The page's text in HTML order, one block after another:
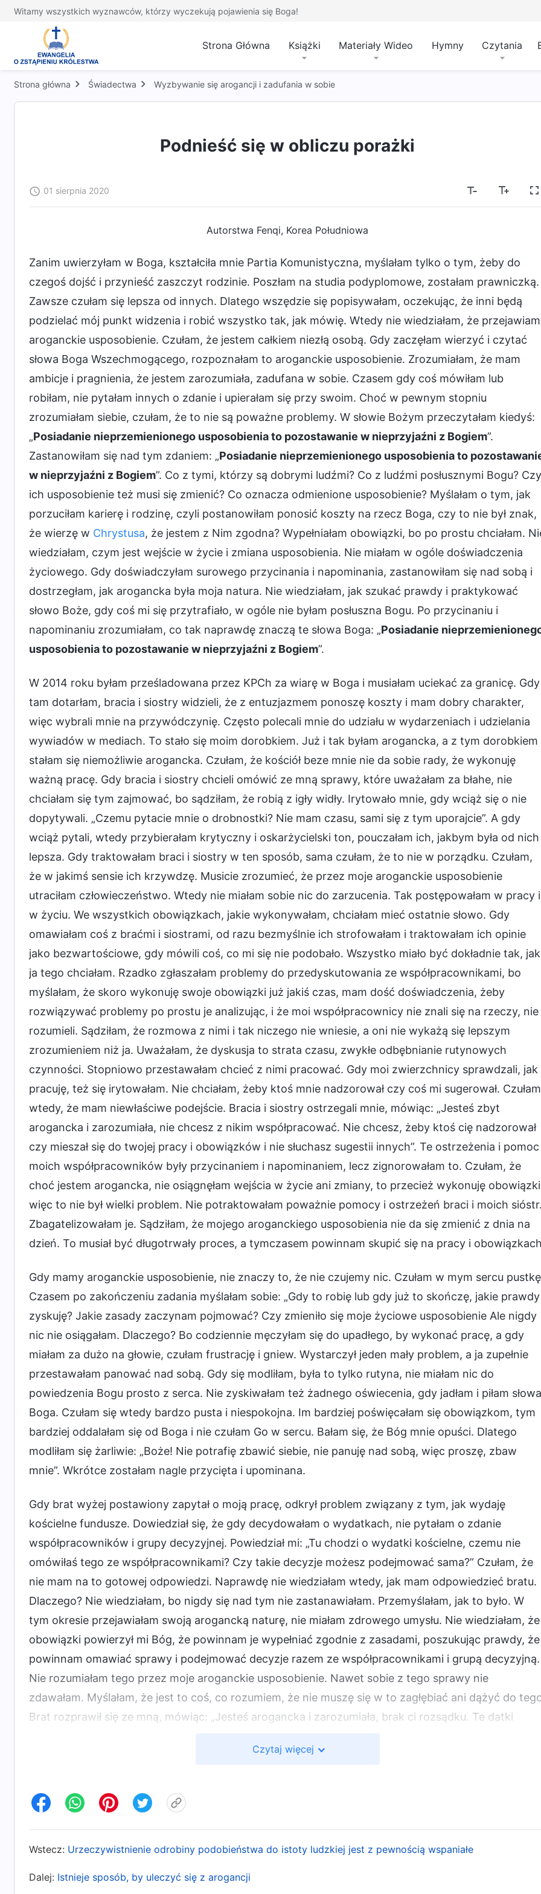
Witamy wszystkich wyznawców, którzy wyczekują pojawienia się Boga!
Strona Główna Książki Materiały Wideo Hymny Czytania
Strona główna Świadectwa Wyzbywanie się arogancji i zadufania w sobie
Podnieść się w obliczu porażki
01 sierpnia 2020
Autorstwa Fenqi, Korea Południowa
Zanim uwierzyłam w Boga, kształciła mnie Partia Komunistyczna, myślałam tylko o tym, żeby do
czegoś dojść i przynieść zaszczyt rodzinie. Poszłam na studia podyplomowe, zostałam prawniczką.
Zawsze czułam się lepsza od innych. Dlatego wszędzie się popisywałam, oczekując, że inni będą
podzielać mój punkt widzenia i robić wszystko tak, jak mówię. Wtedy nie wiedziałam, że przejawiam
aroganckie usposobienie. Czułam, że jestem całkiem niezłą osobą. Gdy zaczęłam wierzyć i czytać
słowa Boga Wszechmogącego, rozpoznałam to aroganckie usposobienie. Zrozumiałam, że mam
ambicje i pragnienia, że jestem zarozumiała, zadufana w sobie. Czasem gdy coś mówiłam lub
robiłam, nie pytałam innych o zdanie i upierałam się przy swoim. Choć w pewnym stopniu
zrozumiałam siebie, czułam, że to nie są poważne problemy. W słowie Bożym przeczytałam kiedyś:
„Posiadanie nieprzemienionego usposobienia to pozostawanie w nieprzyjaźni z Bogiem”.
Zastanowiłam się nad tym zdaniem: „Posiadanie nieprzemienionego usposobienia to
w nieprzyjaźni z Bogiem”. Co z tymi, którzy są dobrymi ludźmi? Co z ludźmi posłusznymi Bogu? Czy
ich usposobienie też musi się zmienić? Co oznacza odmienione usposobienie? Myślałam o tym, jak
porzuciłam karierę i rodzinę, czyli postanowiłam ponosić koszty na rzecz Boga, czy to nie był znak,
że wierzę w Chrystusa, że jestem z Nim zgodna? Wypełniałam obowiązki, bo po prostu chciałam.
wiedziałam, czym jest wejście w życie i zmiana usposobienia. Nie miałam w ogóle doświadczenia
życiowego. Gdy doświadczyłam surowego przycinania i napominania, zastanowiłam się nad sobą i
dostrzegłam, jak arogancka była moja natura. Nie wiedziałam, jak szukać prawdy i praktykować
słowo Boże, gdy coś mi się przytrafiało, w ogóle nie byłam posłuszna Bogu. Po przycinaniu i
napominaniu zrozumiałam, co tak naprawdę znaczą te słowa Boga: „Posiadanie
usposobienia to pozostawanie w nieprzyjaźni z Bogiem”.
W 2014 roku byłam prześladowana przez KPCh za wiarę w Boga i musiałam uciekać za granicę. Gdy
tam dotarłam, bracia i siostry widzieli, że z entuzjazmem ponoszę koszty i mam dobry charakter,
więc wybrali mnie na przywódczynię. Często polecali mnie do udziału w wydarzeniach i udzielania
wywiadów w mediach. To stało się moim dorobkiem. Już i tak byłam arogancka, a z tym dorobkiem
stałam się niemożliwie arogancka. Czułam, że kościół beze mnie nie da sobie rady, że wykonuję
ważną pracę. Gdy bracia i siostry chcieli omówić ze mną sprawy, które uważałam za błahe, nie
chciałam się tym zajmować, bo sądziłam, że robią z igły widły. Irytowało mnie, gdy wciąż się o nie
dopytywali. „Czemu pytacie mnie o drobnostki? Nie mam czasu, sami się z tym uporajcie”. A gdy
wciąż pytali, wtedy przybierałam krytyczny i oskarżycielski ton, pouczałam ich, jakbym była od nich
lepsza. Gdy traktowałam braci i siostry w ten sposób, sama czułam, że to nie w porządku. Czułam,
że w jakimś sensie ich krzywdzę. Musicie zrozumieć, że przez moje aroganckie usposobienie
utraciłam człowieczeństwo. Wtedy nie miałam sobie nic do zarzucenia. Tak postępowałam w pracy i
w życiu. We wszystkich obowiązkach, jakie wykonywałam, chciałam mieć ostatnie słowo. Gdy
omawiałam coś z braćmi i siostrami, od razu bezmyślnie ich strofowałam i traktowałam ich opinie
jako bezwartościowe, gdy mówili coś, co mi się nie podobało. Wszystko miało być dokładnie tak, jak
ja tego chciałam. Rzadko zgłaszałam problemy do przedyskutowania ze współpracownikami, bo
myślałam, że skoro wykonuję swoje obowiązki już jakiś czas, mam dość doświadczenia, żeby
rozwiązywać problemy po prostu je analizując, i że moi współpracownicy nie znali się na rzeczy, nie
rozumieli. Sądziłam, że rozmowa z nimi i tak niczego nie wniesie, a oni nie wykażą się lepszym
zrozumieniem niż ja. Uważałam, że dyskusja to strata czasu, zwykłe odbębnianie rutynowych
czynności. Stopniowo przestawałam chcieć z nimi pracować. Gdy moi zwierzchnicy sprawdzali, jak
pracuję, też się irytowałam. Nie chciałam, żeby ktoś mnie nadzorował czy coś mi sugerował. Czułam
wtedy, że mam niewłaściwe podejście. Bracia i siostry ostrzegali mnie, mówiąc: „Jesteś zbyt
arogancka i zarozumiała, nie chcesz z nikim współpracować. Nie chcesz, żeby ktoś cię nadzorował
czy mieszał się do twojej pracy i obowiązków i nie słuchasz sugestii innych”. Te ostrzeżenia i pomoc
moich współpracowników były przycinaniem i napominaniem, lecz zignorowałam to. Czułam, że
choć jestem arogancka, nie osiągnęłam wejścia w życie ani zmiany, to przecież wykonuję
więc to nie był wielki problem. Nie potraktowałam poważnie pomocy i ostrzeżeń braci i moich
Zbagatelizowałam je. Sądziłam, że mojego aroganckiego usposobienia nie da się zmienić z dnia na
dzień. To musiał być długotrwały proces, a tymczasem powinnam skupić się na pracy i
Gdy mamy aroganckie usposobienie, nie znaczy to, że nie czujemy nic. Czułam w mym sercu
Czasem po zakończeniu zadania myślałam sobie: „Gdy to robię lub gdy już to skończę, jakie prawdy
zyskuję? Jakie zasady zaczynam pojmować? Czy zmieniło się moje życiowe usposobienie Ale nigdy
nic nie osiągałam. Dlaczego? Bo codziennie męczyłam się do upadłego, by wykonać pracę, a gdy
miałam za dużo na głowie, czułam frustrację i gniew. Wystarczył jeden mały problem, a ja zupełnie
przestawałam panować nad sobą. Gdy się modliłam, była to tylko rutyna, nie miałam nic do
powiedzenia Bogu prosto z serca. Nie zyskiwałam też żadnego oświecenia, gdy jadłam i piłam słowa
Boga. Czułam się wtedy bardzo pusta i niespokojna. Im bardziej poświęcałam się obowiązkom, tym
bardziej oddalałam się od Boga i nie czułam Go w sercu. Bałam się, że Bóg mnie opuści. Dlatego
modliłam się żarliwie: „Boże! Nie potrafię zbawić siebie, nie panuję nad sobą, więc proszę, zbaw
mnie”. Wkrótce zostałam nagle przycięta i upominana.
Gdy brat wyżej postawiony zapytał o moją pracę, odkrył problem związany z tym, jak wydaję
kościelne fundusze. Dowiedział się, że gdy decydowałam o wydatkach, nie pytałam o zdanie
współpracowników i grupy decyzyjnej. Powiedział mi: „Tu chodzi o wydatki kościelne, czemu nie
omówiłaś tego ze współpracownikami? Czy takie decyzje możesz podejmować sama?” Czułam, że
nie mam na to gotowej odpowiedzi. Naprawdę nie wiedziałam wtedy, jak mam odpowiedzieć bratu.
Dlaczego? Nie wiedziałam, bo nigdy się nad tym nie zastanawiałam. Przemyślałam, jak to było. W
tym okresie przejawiałam swoją arogancką naturę, nie miałam zdrowego umysłu. Nie wiedziałam, że
obowiązki powierzył mi Bóg, że powinnam je wypełniać zgodnie z zasadami, poszukując prawdy, że
powinnam omawiać sprawy i podejmować decyzje razem ze współpracownikami i grupą decyzyjną.
Nie rozumiałam tego przez moje aroganckie usposobienie. Nawet sobie z tego sprawy nie
zdawałam. Myślałam, że jest to coś, co rozumiem, że nie muszę się w to zagłębiać ani dążyć do
Brat rozprawił się ze mną, mówiąc: „Jesteś arogancka i zarozumiała, brak ci rozsądku. Te datki
Zostały jednak roztrwonione, więc musisz ponieść za to odpowiedzialność zgodnie z zasadami”. Nic
ramach pracy dla kościoła, czemu więc miałam ponosić odpowiedzialność?
Później nasi zwierzchnicy w kościele spotkali się z nami i przedyskutowaliśmy mój problem w
oparciu o słowa Boże. Wtedy powoływałam się na słowa Boga, by wyjaśnić, jak siebie rozumiem,
sprzeciwowi, niezadowoleniu i braku zrozumienia. Czułam, że ciężko pracuję, a nikt tego nie
Czytaj więcej
Wstecz: Urzeczywistnienie odrobiny podobieństwa do istoty ludzkiej jest z pewnością wspaniałe
Dalej: Istnieje sposób, by uleczyć się z arogancji